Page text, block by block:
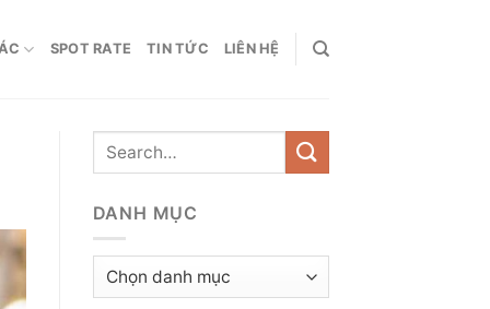
SPOT RATE TIN TỨC LIÊN HỆ
DANH MỤC
Danh